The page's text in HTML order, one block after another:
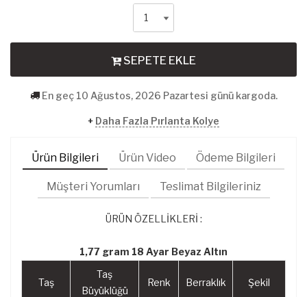
SEPETE EKLE
En geç 10 Ağustos, 2026 Pazartesi günü kargoda.
+ Daha Fazla Pırlanta Kolye
Ürün Bilgileri Ürün Video Ödeme Bilgileri
Müşteri Yorumları Teslimat Bilgileriniz
ÜRÜN ÖZELLİKLERİ :
1,77 gram 18 Ayar Beyaz Altın
Taş
Taş
Büyüklüğü
Renk Berraklık Şekil